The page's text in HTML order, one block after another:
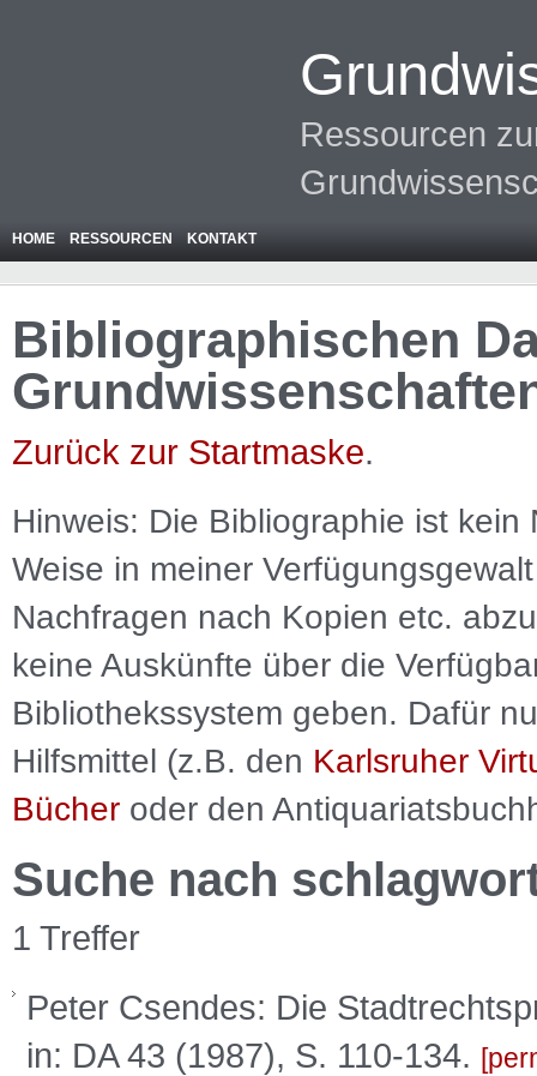
Ressourcen
HOME RESSOURCEN KONTAKT
Bibliographischen
Zurück zur Startmaske.
Hinweis: Die Bibliographie ist kein
Weise in meiner
Nachfragen nach Kopien etc.
keine Auskünfte über die
Bibliothekssystem geben. Dafür
Hilfsmittel (z.B. den Karlsruher
Bücher oder den
Suche nach
1 Treffer
Peter Csendes: Die
in: DA 43 (1987), S. 110-134.